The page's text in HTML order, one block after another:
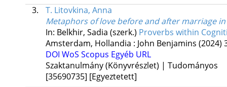
3.
T. Litovkina, Anna
Metaphors of love before and after marriage
In: Belkhir, Sadia (szerk.) Proverbs within
Amsterdam, Hollandia : John Benjamins (2024)
DOI WoS Scopus Egyéb URL
Szaktanulmány (Könyvrészlet) | Tudományos
[35690735] [Egyeztetett]